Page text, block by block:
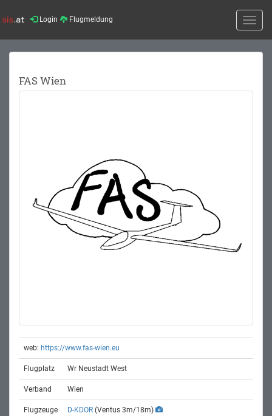
Login Flugmeldung
Toggle
FAS Wien
web: https://www.fas-wien.eu
Flugplatz Wr Neustadt West
Verband Wien
Flugzeuge D-KDOR (Ventus 3m/18m)